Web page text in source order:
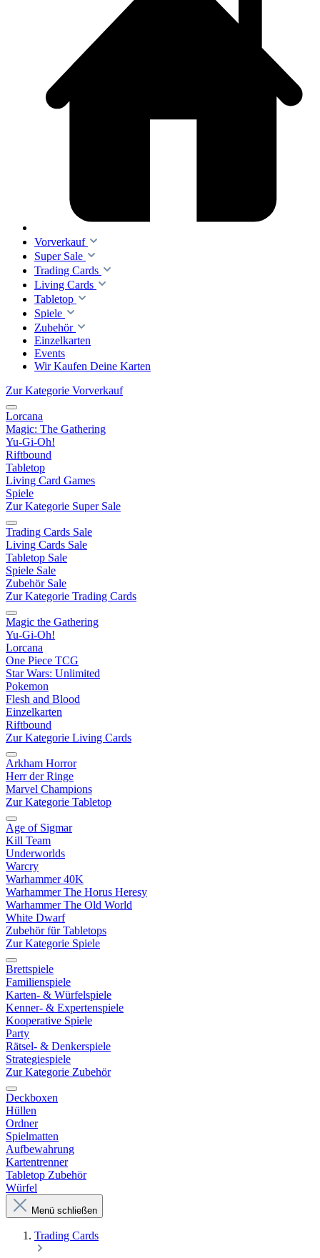
Vorverkauf
Super Sale
Trading Cards
Living Cards
Tabletop
Spiele
Zubehör
Einzelkarten
Events
Wir Kaufen Deine Karten
Zur Kategorie Vorverkauf
Lorcana
Magic: The Gathering
Yu-Gi-Oh!
Riftbound
Tabletop
Living Card Games
Spiele
Zur Kategorie Super Sale
Trading Cards Sale
Living Cards Sale
Tabletop Sale
Spiele Sale
Zubehör Sale
Zur Kategorie Trading Cards
Magic the Gathering
Yu-Gi-Oh!
Lorcana
One Piece TCG
Star Wars: Unlimited
Pokemon
Flesh and Blood
Einzelkarten
Riftbound
Zur Kategorie Living Cards
Arkham Horror
Herr der Ringe
Marvel Champions
Zur Kategorie Tabletop
Age of Sigmar
Kill Team
Underworlds
Warcry
Warhammer 40K
Warhammer The Horus Heresy
Warhammer The Old World
White Dwarf
Zubehör für Tabletops
Zur Kategorie Spiele
Brettspiele
Familienspiele
Karten- & Würfelspiele
Kenner- & Expertenspiele
Kooperative Spiele
Party
Rätsel- & Denkerspiele
Strategiespiele
Zur Kategorie Zubehör
Deckboxen
Hüllen
Ordner
Spielmatten
Aufbewahrung
Kartentrenner
Tabletop Zubehör
Würfel
Menü schließen
Trading Cards